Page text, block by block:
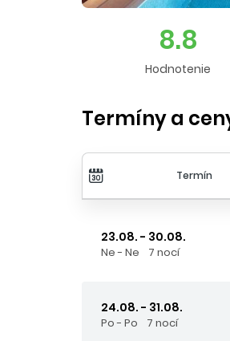
8.8
Hodnotenie
Termíny a
Termín
23.08. - 30.08.
Ne - Ne 7 nocí
24.08. - 31.08.
Po - Po 7 nocí